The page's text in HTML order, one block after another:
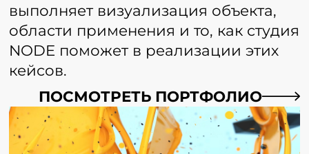
выполняет визуализация объекта,
области применения и то, как студия
NODE поможет в реализации этих
кейсов.
ПОСМОТРЕТЬ ПОРТФОЛИО